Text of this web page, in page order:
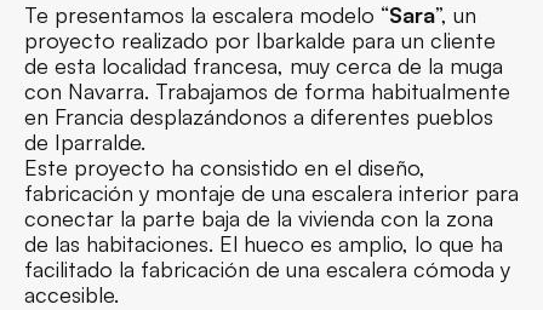
Te presentamos la escalera modelo “Sara”, un
proyecto realizado por Ibarkalde para un cliente
de esta localidad francesa, muy cerca de la muga
con Navarra. Trabajamos de forma habitualmente
en Francia desplazándonos a diferentes pueblos
de Iparralde.
Este proyecto ha consistido en el diseño,
fabricación y montaje de una escalera interior para
conectar la parte baja de la vivienda con la zona
de las habitaciones. El hueco es amplio, lo que ha
facilitado la fabricación de una escalera cómoda y
accesible.